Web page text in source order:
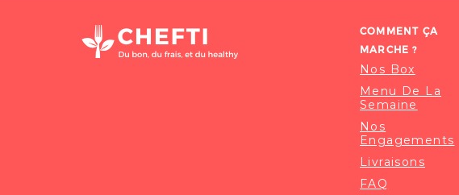
COMMENT ÇA
MARCHE ?
Nos Box
Menu De La
Semaine
Nos
Engagements
Livraisons
FAQ